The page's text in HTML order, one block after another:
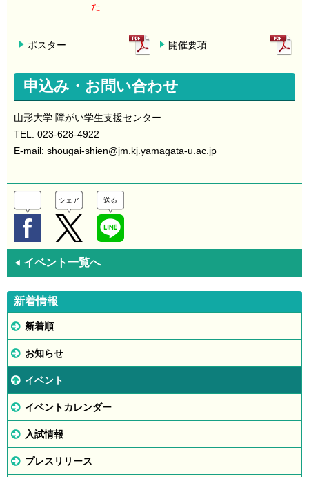
た
ポスター 開催要項
申込み・お問い合わせ
山形大学 障がい学生支援センター
TEL. 023-628-4922
E-mail: shougai-shien@jm.kj.yamagata-u.ac.jp
シェア 送る
◀ イベント一覧へ
新着情報
新着順
お知らせ
イベント
イベントカレンダー
入試情報
プレスリリース